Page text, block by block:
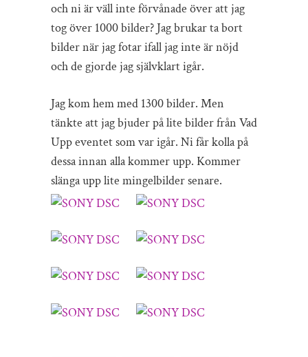
och ni är väll inte förvånade över att jag
tog över 1000 bilder? Jag brukar ta bort
bilder när jag fotar ifall jag inte är nöjd
och de gjorde jag självklart igår.
Jag kom hem med 1300 bilder. Men
tänkte att jag bjuder på lite bilder från Vad
Upp eventet som var igår. Ni får kolla på
dessa innan alla kommer upp. Kommer
slänga upp lite mingelbilder senare.